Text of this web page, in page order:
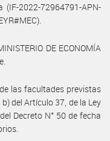
(IF-2022-72964791-APN-
DE ECONOMÍA
las facultades previstas
del Artículo 37, de la Ley
Decreto N° 50 de fecha